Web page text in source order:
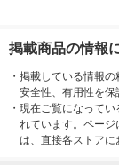
掲載商品の情報
・ 掲載している情報の
安全性、有用性を保
・ 現在ご覧になってい
れています。ペー
は、直接各ストアに